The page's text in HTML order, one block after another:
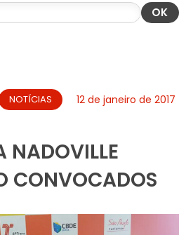
OK
NOTÍCIAS 12 de janeiro de 2017
NADOVILLE
CONVOCADOS